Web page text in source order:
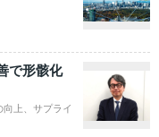
で形骸化
上、サプライ